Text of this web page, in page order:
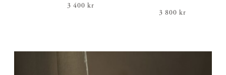
Pris:3 400 kr
3 400 kr
Pris:3 800 kr
3 800 kr